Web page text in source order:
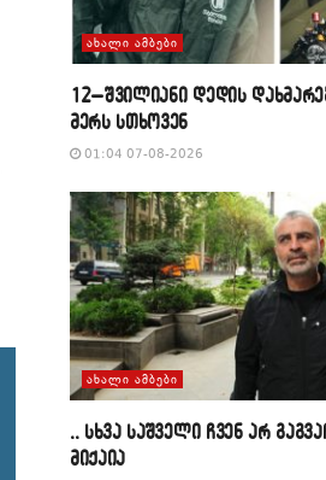
ᲐᲮᲐᲚᲘ ᲐᲛᲑᲔᲑᲘ
12–შვილიანი დედის
მერს სთხოვენ
01:04 07-08-2026
ᲐᲮᲐᲚᲘ ᲐᲛᲑᲔᲑᲘ
,, სხვა საშველი ჩვენ არ
მიქაია